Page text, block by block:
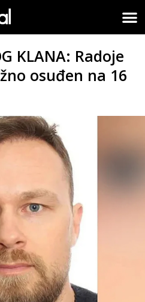
KLANA: Radoje
osuđen na 16